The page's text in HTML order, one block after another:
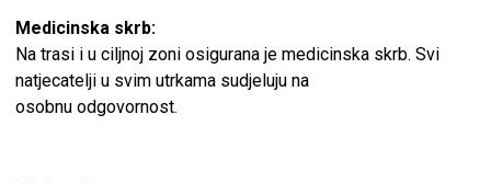
Medicinska skrb:
Na trasi i u ciljnoj zoni osigurana je medicinska skrb. Svi
natjecatelji u svim utrkama sudjeluju na
osobnu odgovornost.